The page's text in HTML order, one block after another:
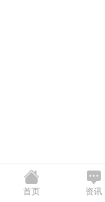
首页 资讯